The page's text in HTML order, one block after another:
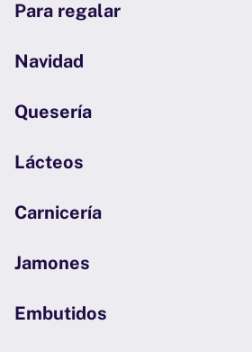
Para regalar
Navidad
Quesería
Lácteos
Carnicería
Jamones
Embutidos